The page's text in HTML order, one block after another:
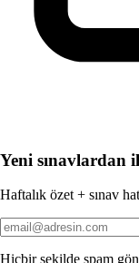
Yeni sınavlardan
Haftalık özet + sınav
Hiçbir şekilde spam